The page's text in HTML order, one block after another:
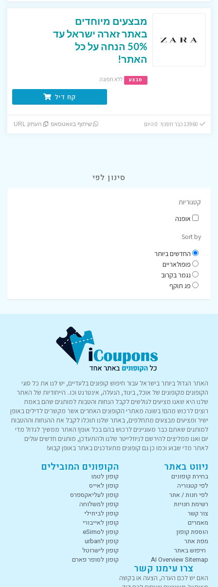
מבצעים מיוחדים
באתר זארה ישראל עד
50% הנחה על כל
האתר!
מבצע ללא תפוגה
קח דיל
שיתוף בוואטסאפ העתק URL
סינון לפי
קטגוריות
אופנה
Sort by
החדשים ביותר
פופולאריים
נגמר בקרוב
פג תוקף
האתר הגדול ביותר בישראל עבור חיפוש קופונים בלעדיים, יש לנו את כל סוגי
הקופונים מקופונים של אוכל, ביגוד, הנעלה, אינטרנט וכו.. הייחודיות של האתר
שלנו היא שאנו מציעים לגולשים לקבל הנחות והטבות למותגים שהם באמת
רוצים לרכוש מהם! בשונה מאתרי הקופונים האחרים אשר מקשרים לדילים באופן
ישיר ומציעים מבצעים מתחלפים, באתר שלנו תוכלו לקבל את ההנחות וההטבות
למותגים שאתם כבר מעוניינים לרכוש בהם בכל אופן! האתר ממשיך לגדול מדי
יום ואנו ממליצים להירשם לניוזלייטר שלנו ולהתעדכן, מותגים חדשים עולים
לאתר מדי שבוע וכמו כן גם קופונים מתעדכנים באתר באופן קבוע!
ניווט באתר
בחירת קופונים
לפי קטגוריה
לפי חנות / אתר
רשימת חנויות
צור קשר
מאמרים
הוספת קופון
מפת אתר
חיפוש באתר
AI Overview Sitemap
הקופונים המובילים
קופון לטמו
קופון לאייס
קופון לעליאקספרס
קופון למשלוחה
קופון לביתילי
קופון לאייבורי
קופון לeSimo
קופון לurban
קופון לישרוטל
קופון לסופר פארם
צרו עימנו קשר
האם יש לכם הערה, הצעה או בקשה